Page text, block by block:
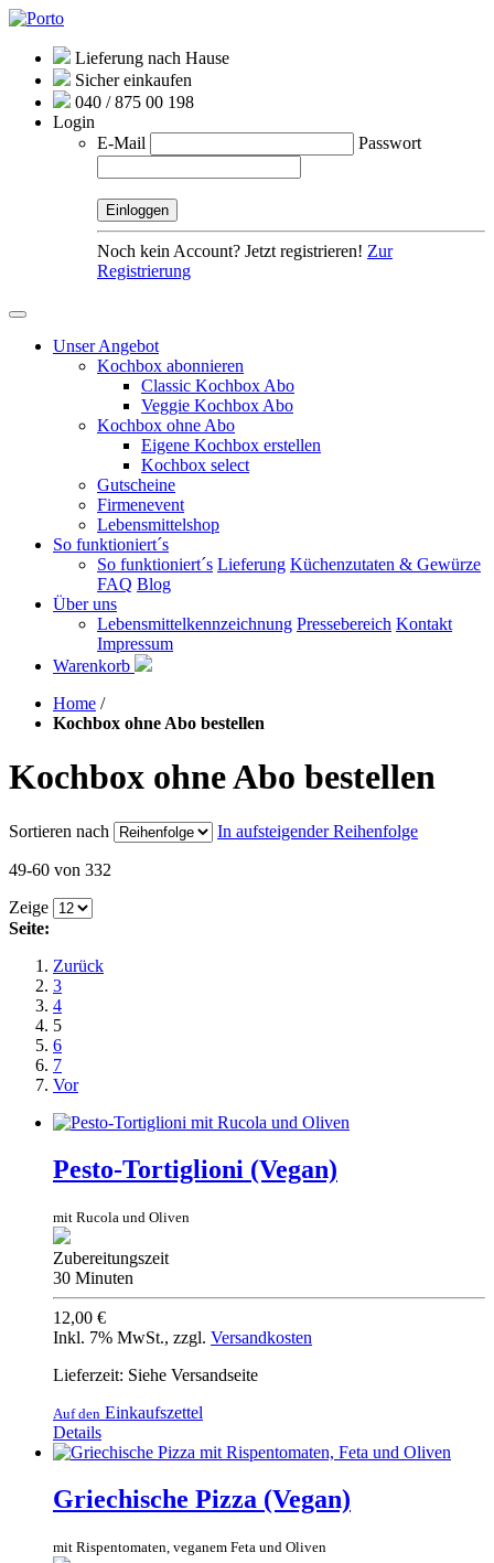
Lieferung nach Hause
Sicher einkaufen
040 / 875 00 198
Login
E-Mail
Passwort
Noch kein Account? Jetzt registrieren! Zur
Registrierung
Unser Angebot
Kochbox abonnieren
Classic Kochbox Abo
Veggie Kochbox Abo
Kochbox ohne Abo
Eigene Kochbox erstellen
Kochbox select
Gutscheine
Firmenevent
Lebensmittelshop
So funktioniert´s
So funktioniert´s Lieferung Küchenzutaten & Gewürze
FAQ Blog
Über uns
Lebensmittelkennzeichnung Pressebereich Kontakt
Impressum
Warenkorb
Home /
Kochbox ohne Abo bestellen
Kochbox ohne Abo bestellen
Sortieren nach In aufsteigender Reihenfolge
49-60 von 332
Zeige
Seite:
Zurück
3
4
5
6
7
Vor
Pesto-Tortiglioni (Vegan)
mit Rucola und Oliven
Zubereitungszeit
30 Minuten
12,00 €
Inkl. 7% MwSt., zzgl. Versandkosten
Lieferzeit: Siehe Versandseite
Auf den Einkaufszettel
Details
Griechische Pizza (Vegan)
mit Rispentomaten, veganem Feta und Oliven